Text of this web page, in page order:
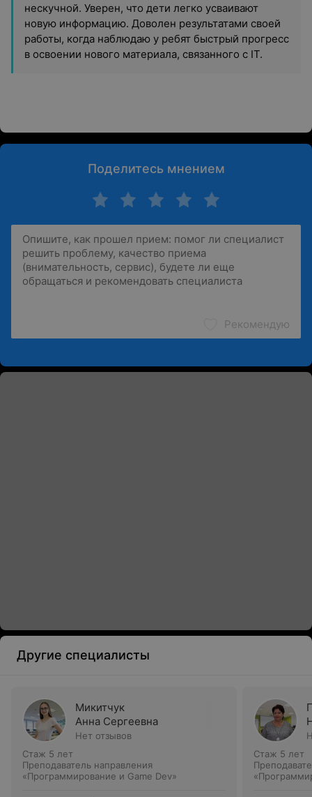
нескучной. Уверен, что дети легко усваивают
новую информацию. Доволен результатами своей
работы, когда наблюдаю у ребят быстрый прогресс
в освоении нового материала, связанного с IT.
Поделитесь мнением
Рекомендую
Другие специалисты
Микитчук
Анна Сергеевна
Нет отзывов
Стаж 5 лет
Преподаватель направления
«Программирование и Game Dev»
Стаж 5 лет